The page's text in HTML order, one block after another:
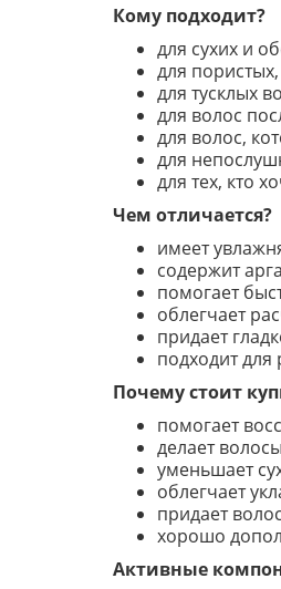
Кому подходит?
для сухих и
для
для тусклых
для волос
для волос,
для
для тех, кто
Чем отличается?
имеет
содержит
помогает
облегчает
придает
подходит для
Почему стоит
помогает
делает
уменьшает
облегчает
придает
хорошо
Активные